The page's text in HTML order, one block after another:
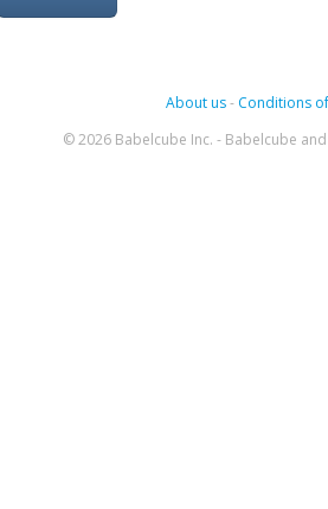
About us- Conditions
© 2026 Babelcube Inc. - Babelcube